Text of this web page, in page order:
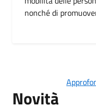
nonché di
Novità